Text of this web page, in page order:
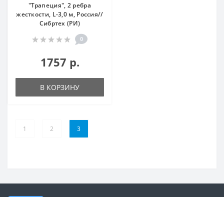
"Трапеция", 2 ребра
жесткости, L-3,0 м, Россия//
Сибртех (РИ)
0
1757 р.
В КОРЗИНУ
1 2 3